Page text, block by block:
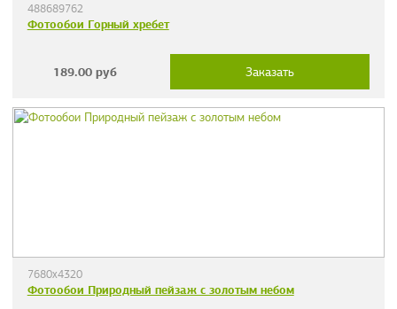
488689762
Фотообои Горный хребет
189.00 руб Заказать
7680x4320
Фотообои Природный пейзаж с золотым небом